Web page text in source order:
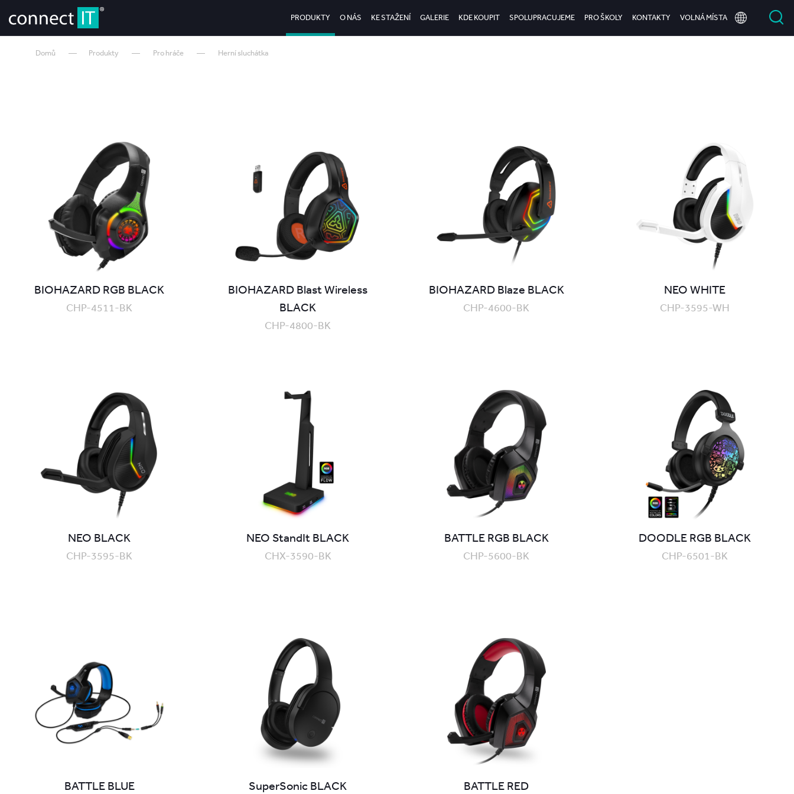
PRODUKTY O NÁS KE STAŽENÍ GALERIE KDE KOUPIT SPOLUPRACUJEME PRO ŠKOLY KONTAKTY VOLNÁ MÍSTA
Domů Produkty Pro hráče Herní sluchátka
BIOHAZARD RGB BLACK
CHP-4511-BK
BIOHAZARD Blast Wireless
BLACK
CHP-4800-BK
BIOHAZARD Blaze BLACK
CHP-4600-BK
NEO WHITE
CHP-3595-WH
NEO BLACK
CHP-3595-BK
NEO StandIt BLACK
CHX-3590-BK
BATTLE RGB BLACK
CHP-5600-BK
DOODLE RGB BLACK
CHP-6501-BK
BATTLE BLUE SuperSonic BLACK BATTLE RED